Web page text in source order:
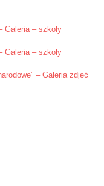
Galeria – szkoły
Galeria – szkoły
– Galeria zdjęć